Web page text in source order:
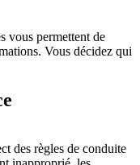
vous permettent de
Vous décidez qui
des règles de conduite